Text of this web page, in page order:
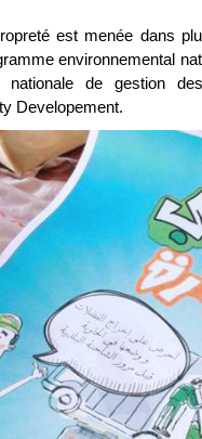
est menée dans
environnemental
nationale de gestion
Developement.